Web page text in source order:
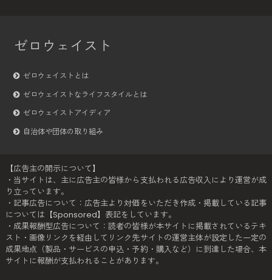
ゼロウェイスト
ゼロウェイストとは
ゼロウェイストなライフスタイルとは
ゼロウェイストアイディア
自治体や団体の取り組み
【広告主の開示について】
・当サイトは、主に広告主の皆様から支払われる広告収入により運営が成
り立っています。
・記事広告について：広告主より対価をいただき作成・掲載している記事
については【Sponsored】表記をしています。
・成果報酬型広告について：読者の皆様が本サイトに掲載されているテキ
スト・画像リンクを経由してリンク先サイトの運営主体が設定した一定の
成果地点（製品・サービスの申込・予約・購入など）に到達した場合、本
サイトに報酬が支払われることがあります。